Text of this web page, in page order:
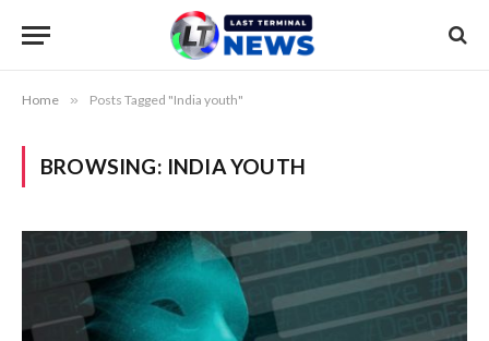
Home » Posts Tagged "India youth"
BROWSING: INDIA YOUTH